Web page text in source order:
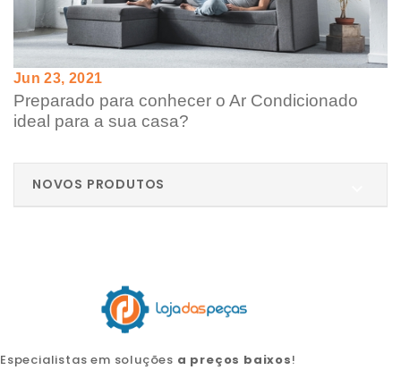
Jun 23, 2021
Preparado para conhecer o Ar Condicionado
ideal para a sua casa?
NOVOS PRODUTOS
Especialistas em soluções a preços baixos!